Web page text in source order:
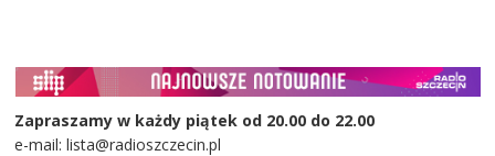
Zapraszamy w każdy piątek od 20.00 do 22.00
e-mail: lista@radioszczecin.pl